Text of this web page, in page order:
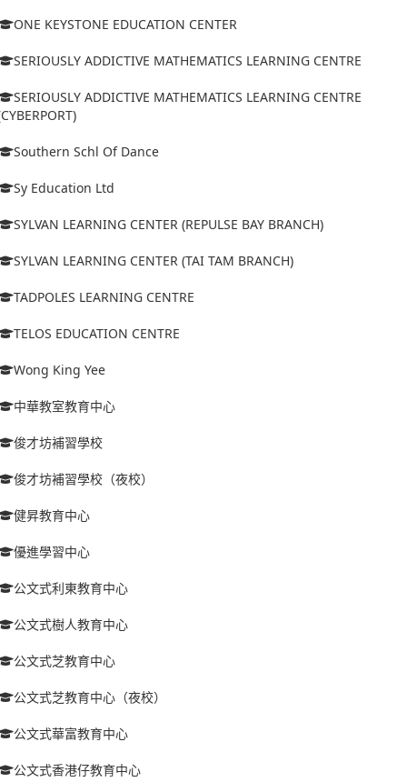
ONE KEYSTONE EDUCATION CENTER
SERIOUSLY ADDICTIVE MATHEMATICS LEARNING CENTRE
SERIOUSLY ADDICTIVE MATHEMATICS LEARNING CENTRE
Southern Schl Of Dance
Sy Education Ltd
SYLVAN LEARNING CENTER (REPULSE BAY BRANCH)
SYLVAN LEARNING CENTER (TAI TAM BRANCH)
TADPOLES LEARNING CENTRE
TELOS EDUCATION CENTRE
Wong King Yee
中華教室教育中心
俊才坊補習學校
俊才坊補習學校（夜校）
健昇教育中心
優進學習中心
公文式利東教育中心
公文式樹人教育中心
公文式芝教育中心
公文式芝教育中心（夜校）
公文式華富教育中心
公文式香港仔教育中心